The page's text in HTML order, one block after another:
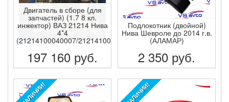
Двигатель в сборе (для
запчастей) (1.7 8 кл.
инжектор) ВАЗ 21214 Нива
4*4
(21214100040007/21214100040029)
197 160 руб.
ПОДРОБНЕЕ
Подлокотник (двойной)
Нива Шевроле до 2014 г.в.
(АЛАМАР)
2 350 руб.
ПОДРОБНЕЕ
В НАЛИЧИИ! В НАЛИЧИИ!